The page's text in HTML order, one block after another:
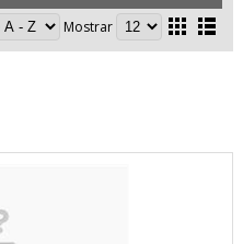
Mostrar